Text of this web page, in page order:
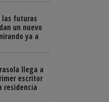
las futuras
un nuevo
ya a
llega a
escritor
residencia